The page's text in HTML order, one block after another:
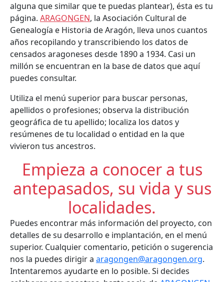
alguna que similar que te puedas plantear), ésta es tu
página. ARAGONGEN, la Asociación Cultural de
Genealogía e Historia de Aragón, lleva unos cuantos
años recopilando y transcribiendo los datos de
censados aragoneses desde 1890 a 1934. Casi un
millón se encuentran en la base de datos que aquí
puedes consultar.
Utiliza el menú superior para buscar personas,
apellidos o profesiones; observa la distribución
geográfica de tu apellido; localiza los datos y
resúmenes de tu localidad o entidad en la que
vivieron tus ancestros.
Empieza a conocer a tus
antepasados, su vida y sus
localidades.
Puedes encontrar más información del proyecto, con
detalles de su desarrollo e implantación, en el menú
superior. Cualquier comentario, petición o sugerencia
nos la puedes dirigir a aragongen@aragongen.org.
Intentaremos ayudarte en lo posible. Si decides